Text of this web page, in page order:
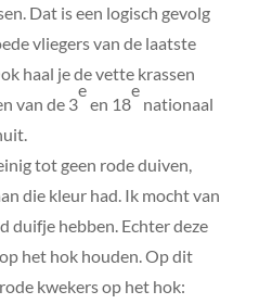
Dat is een logisch gevolg
vliegers van de laatste
haal je de vette krassen
van de 3
e
en 18
e
nationaal
tot geen rode duiven,
die kleur had. Ik mocht van
duifje hebben. Echter deze
het hok houden. Op dit
kwekers op het hok: